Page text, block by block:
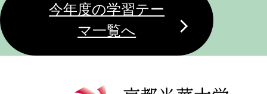
今年度の学習テー
マ一覧へ